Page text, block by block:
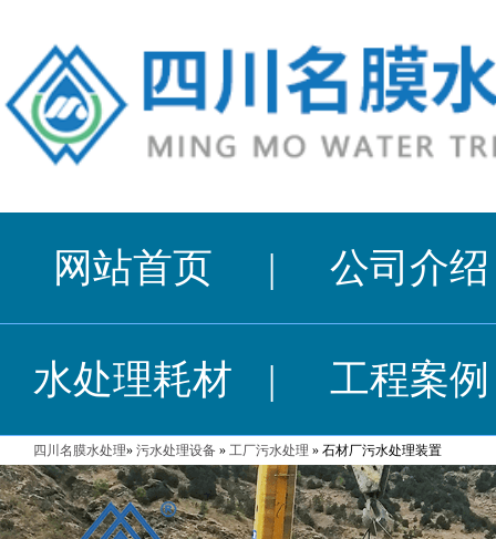
网站首页 | 公司介绍
水处理耗材 | 工程案例
四川名膜水处理» 污水处理设备 » 工厂污水处理 » 石材厂污水处理装置